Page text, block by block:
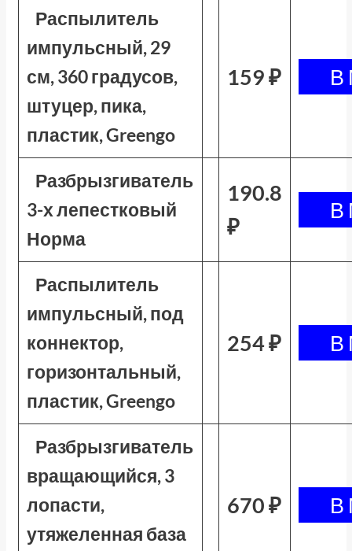
Распылитель
импульсный, 29
см, 360 градусов,
штуцер, пика,
пластик, Greengo
159 ₽
Разбрызгиватель
3-х лепестковый
Норма
190.8
₽
Распылитель
импульсный, под
коннектор,
горизонтальный,
пластик, Greengo
254 ₽
Разбрызгиватель
вращающийся, 3
лопасти,
утяжеленная база
670 ₽